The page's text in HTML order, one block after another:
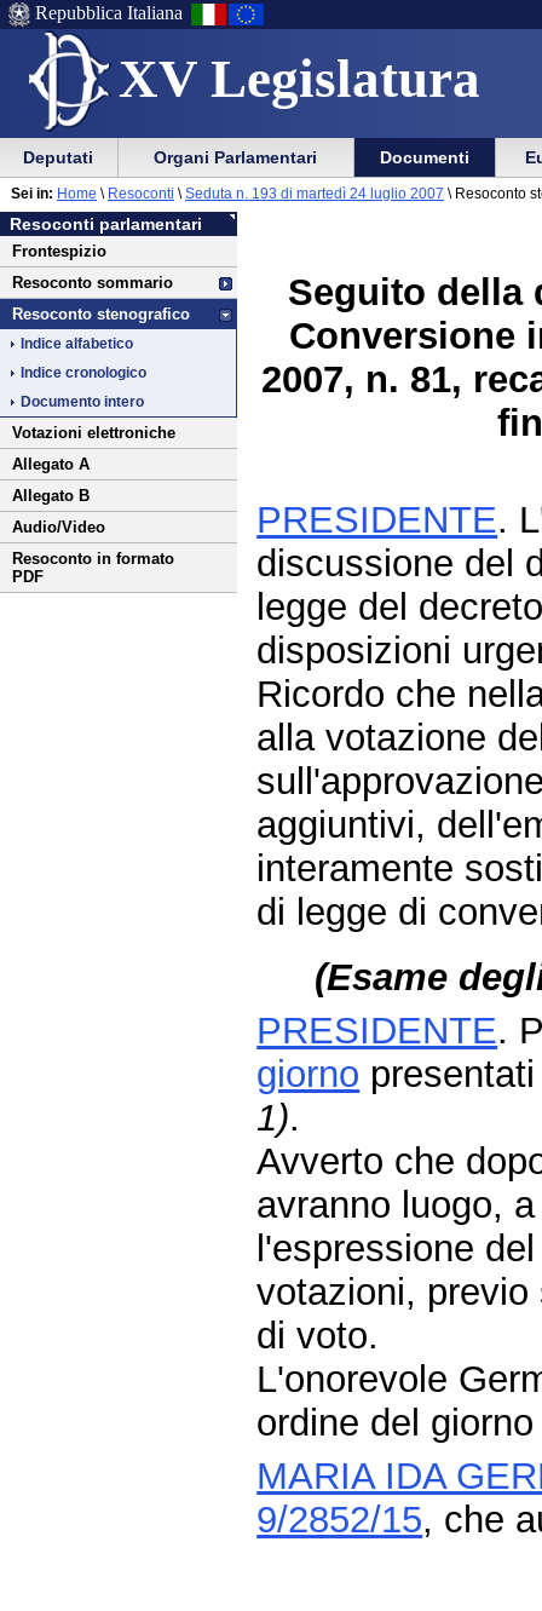
XV Legislatura
Menu
di
ausilio
alla
navigazione
Vai
Menu
di
navigazione
principale
Repubblica Italiana
Menu
di
navigazione
principale
Vai
menu
di
sezione
Deputati Organi Parlamentari Documenti
Vai
al
contenuto
Resoconti parlamentari
Frontespizio
Resoconto sommario
Resoconto stenografico
Indice alfabetico
Indice cronologico
Documento intero
Votazioni elettroniche
Allegato A
Allegato B
Audio/Video
Resoconto in formato
PDF
Sei in: Home \ Resoconti \ Seduta n. 193 di martedì 24 luglio 2007 \ Resoconto
Seguito della
Conversione
2007, n. 81,
PRESIDENTE.
discussione del
legge del
disposizioni
Ricordo che
alla votazione
aggiuntivi,
interamente
di legge di
(Esame
PRESIDENTE.
giorno
1).
Avverto che
avranno luogo,
l'espressione
votazioni,
di voto.
L'onorevole
ordine del
MARIA IDA
9/2852/15, che